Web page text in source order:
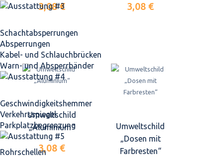
Schacht­absperrungen
Absperrungen
Kabel- und Schlauchbrücken
Warn- und Absperrbänder
Geschwindigkeits­hemmer
Verkehrsspiegel
Parkplatz­begrenzung
Rohrschellen
3,08 € 3,08 €
Umweltschild
„Aluminium“
3,08 €
Umweltschild
„Dosen mit
Farbresten“